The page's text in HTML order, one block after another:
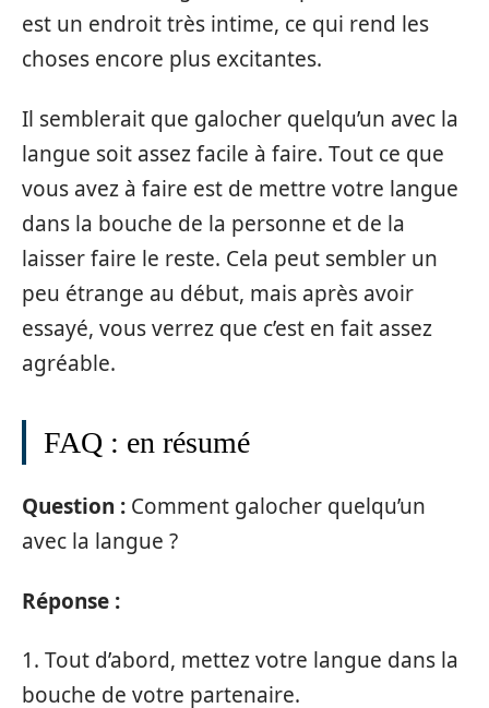
est un endroit très intime, ce qui rend les
choses encore plus excitantes.
Il semblerait que galocher quelqu’un avec la
langue soit assez facile à faire. Tout ce que
vous avez à faire est de mettre votre langue
dans la bouche de la personne et de la
laisser faire le reste. Cela peut sembler un
peu étrange au début, mais après avoir
essayé, vous verrez que c’est en fait assez
agréable.
FAQ : en résumé
Question : Comment galocher quelqu’un
avec la langue ?
Réponse :
1. Tout d’abord, mettez votre langue dans la
bouche de votre partenaire.